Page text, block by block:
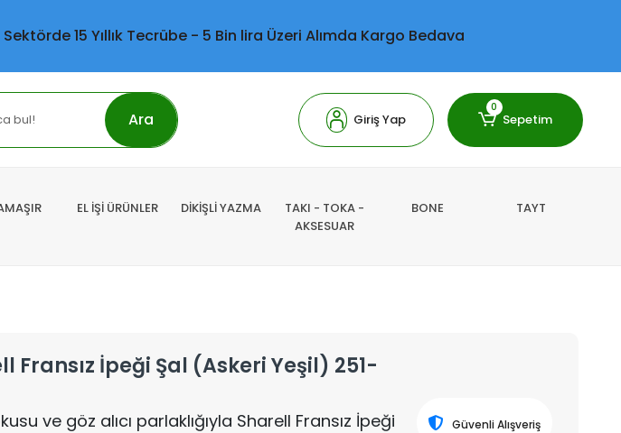
15 Yıllık Tecrübe - 5 Bin lira Üzeri Alımda Kargo Bedava
Ara Giriş Yap
0
Sepetim
EL İŞİ ÜRÜNLER DİKİŞLİ YAZMA
TAKI - TOKA -
AKSESUAR
BONE TAYT
Fransız İpeği Şal (Askeri Yeşil) 251-
ve göz alıcı parlaklığıyla Sharell Fransız İpeği
Güvenli Alışveriş